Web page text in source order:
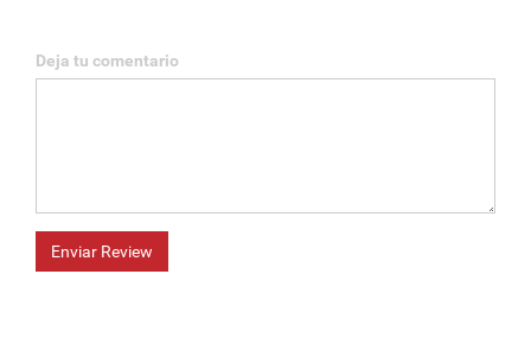
Deja tu comentario
Enviar Review